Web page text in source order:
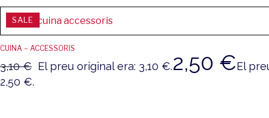
SALE
CUINA – ACCESSORIS
3,10€ El preu original era: 3,10 €.2,50 €El
2,50 €.